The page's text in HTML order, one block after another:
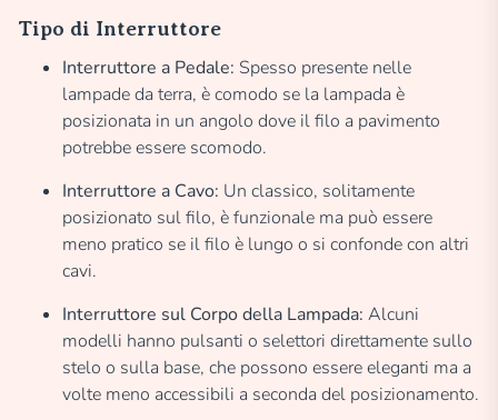
Tipo di Interruttore
Interruttore a Pedale: Spesso presente nelle
lampade da terra, è comodo se la lampada è
posizionata in un angolo dove il filo a pavimento
potrebbe essere scomodo.
Interruttore a Cavo: Un classico, solitamente
posizionato sul filo, è funzionale ma può essere
meno pratico se il filo è lungo o si confonde con altri
cavi.
Interruttore sul Corpo della Lampada: Alcuni
modelli hanno pulsanti o selettori direttamente sullo
stelo o sulla base, che possono essere eleganti ma a
volte meno accessibili a seconda del posizionamento.